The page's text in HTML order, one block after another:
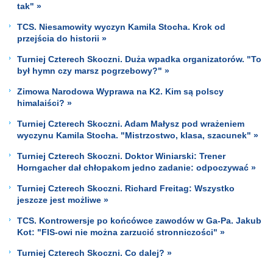
tak" »
TCS. Niesamowity wyczyn Kamila Stocha. Krok od
przejścia do historii »
Turniej Czterech Skoczni. Duża wpadka organizatorów. "To
był hymn czy marsz pogrzebowy?" »
Zimowa Narodowa Wyprawa na K2. Kim są polscy
himalaiści? »
Turniej Czterech Skoczni. Adam Małysz pod wrażeniem
wyczynu Kamila Stocha. "Mistrzostwo, klasa, szacunek" »
Turniej Czterech Skoczni. Doktor Winiarski: Trener
Horngacher dał chłopakom jedno zadanie: odpoczywać »
Turniej Czterech Skoczni. Richard Freitag: Wszystko
jeszcze jest możliwe »
TCS. Kontrowersje po końcówce zawodów w Ga-Pa. Jakub
Kot: "FIS-owi nie można zarzucić stronniczości" »
Turniej Czterech Skoczni. Co dalej? »